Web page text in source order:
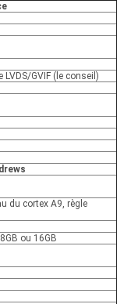
GVIF (le conseil)
du cortex A9, règle
ou 16GB